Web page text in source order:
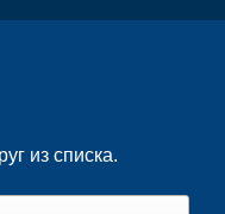
из списка.